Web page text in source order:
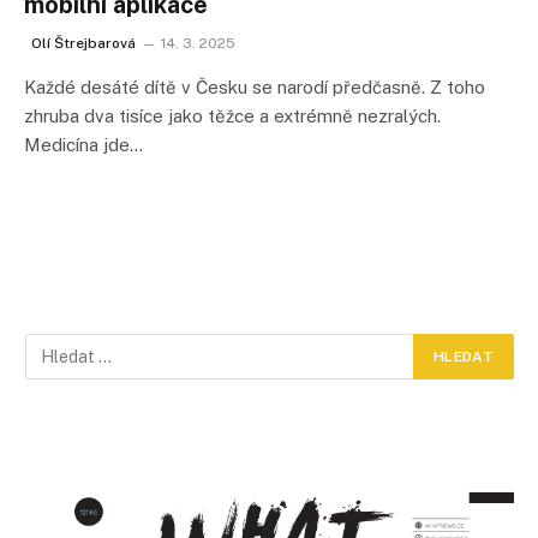
Olí Štrejbarová 14. 3. 2025
Každé desáté dítě v Česku se narodí předčasně. Z toho
zhruba dva tisíce jako těžce a extrémně nezralých.
Medicína jde…